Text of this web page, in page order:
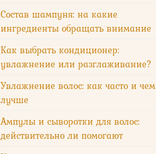
Состав шампуня: на какие
ингредиенты обращать внимание
Как выбрать кондиционер:
увлажнение или разглаживание?
Увлажнение волос: как часто и чем
лучше
Ампулы и сыворотки для волос:
действительно ли помогают